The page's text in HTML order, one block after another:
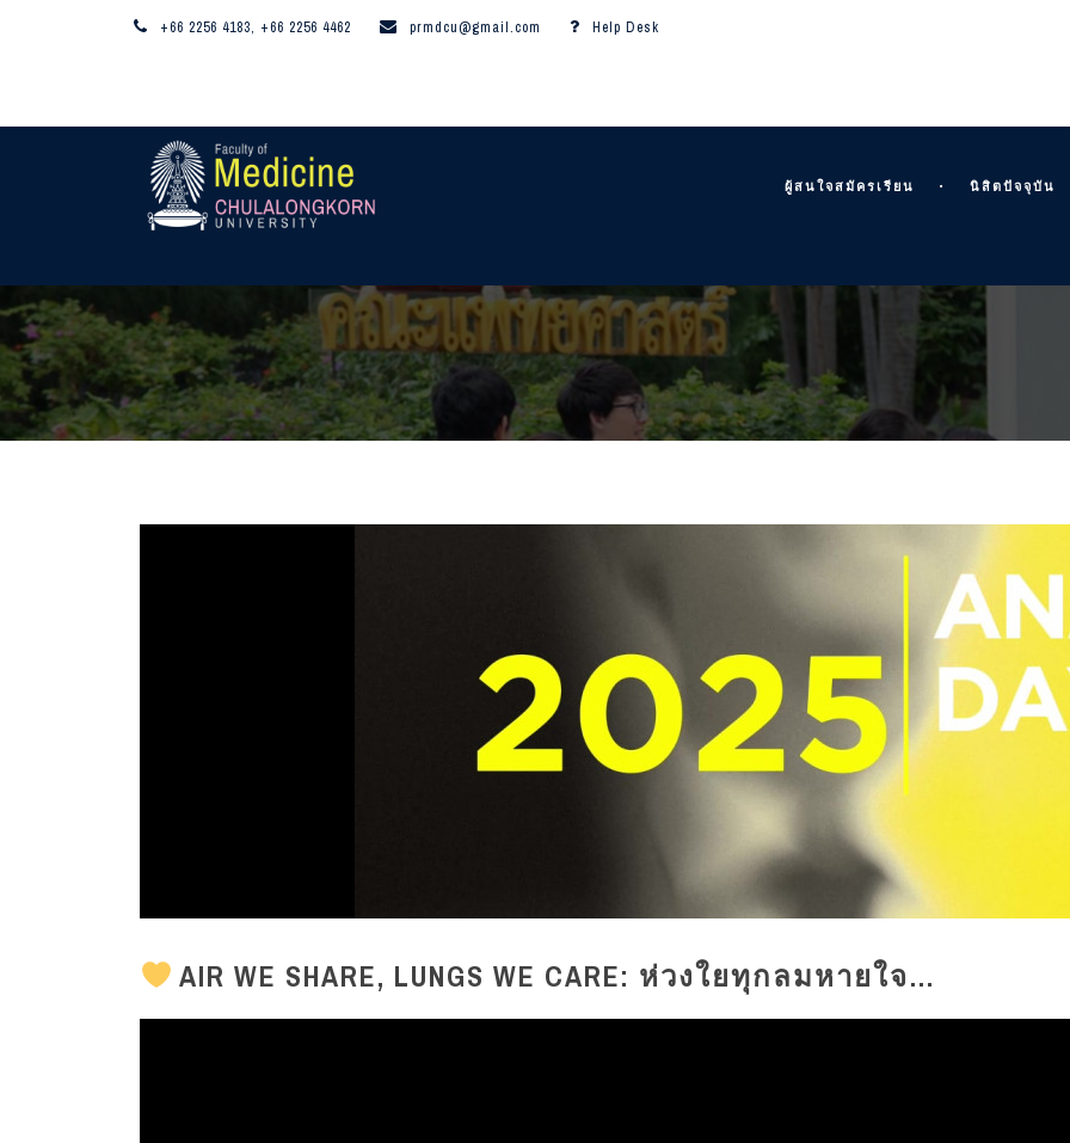
+66 2256 4183, +66 2256 4462 prmdcu@gmail.com Help Desk
ผู้สนใจสมัครเรียน นิสิตปัจจุบัน
AIR WE SHARE, LUNGS WE CARE: ห่วงใยทุกลมหายใจ…